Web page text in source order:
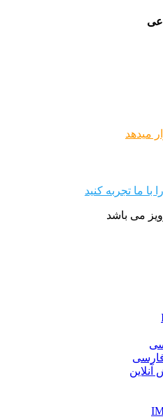
میدهد
با ما تجربه کنید
می باشد